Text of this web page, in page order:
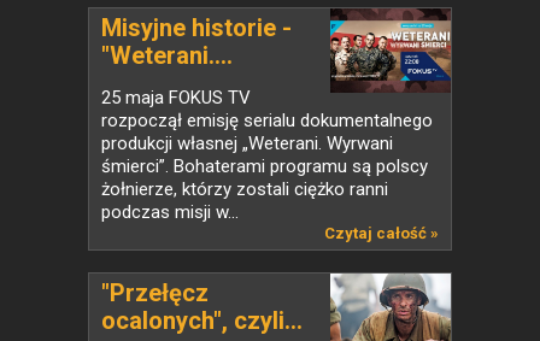
Misyjne historie -
"Weterani....
25 maja FOKUS TV
rozpoczął emisję serialu dokumentalnego
produkcji własnej „Weterani. Wyrwani
śmierci”. Bohaterami programu są polscy
żołnierze, którzy zostali ciężko ranni
podczas misji w...
Czytaj całość »
"Przełęcz
ocalonych", czyli...